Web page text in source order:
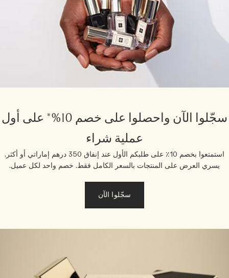
سجّلوا الآن واحصلوا على خصم 10%* على أول
عملية شراء
استمتعوا بخصم 10٪ على طلبكم الأول عند إنفاق 350 درهم إماراتي أو أكثر.
يسري العرض على المنتجات بالسعر الكامل فقط. خصم واحد لكل عميل.
سجّلوا الآن